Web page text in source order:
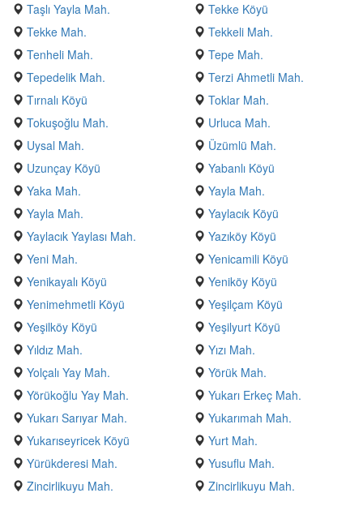
Taşlı Yayla Mah.
Tekke Köyü
Tekke Mah.
Tekkeli Mah.
Tenheli Mah.
Tepe Mah.
Tepedelik Mah.
Terzi Ahmetli Mah.
Tırnalı Köyü
Toklar Mah.
Tokuşoğlu Mah.
Urluca Mah.
Uysal Mah.
Üzümlü Mah.
Uzunçay Köyü
Yabanlı Köyü
Yaka Mah.
Yayla Mah.
Yayla Mah.
Yaylacık Köyü
Yaylacık Yaylası Mah.
Yazıköy Köyü
Yeni Mah.
Yenicamili Köyü
Yenikayalı Köyü
Yeniköy Köyü
Yenimehmetli Köyü
Yeşilçam Köyü
Yeşilköy Köyü
Yeşilyurt Köyü
Yıldız Mah.
Yızı Mah.
Yolçalı Yay Mah.
Yörük Mah.
Yörükoğlu Yay Mah.
Yukarı Erkeç Mah.
Yukarı Sarıyar Mah.
Yukarımah Mah.
Yukarıseyricek Köyü
Yurt Mah.
Yürükderesi Mah.
Yusuflu Mah.
Zincirlikuyu Mah.
Zincirlikuyu Mah.